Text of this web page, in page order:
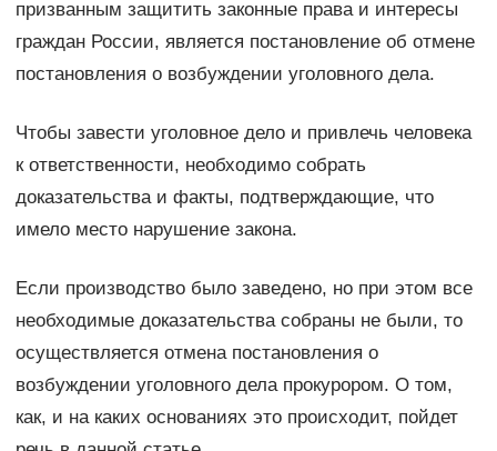
призванным защитить законные права и интересы
граждан России, является постановление об отмене
постановления о возбуждении уголовного дела.
Чтобы завести уголовное дело и привлечь человека
к ответственности, необходимо собрать
доказательства и факты, подтверждающие, что
имело место нарушение закона.
Если производство было заведено, но при этом все
необходимые доказательства собраны не были, то
осуществляется отмена постановления о
возбуждении уголовного дела прокурором. О том,
как, и на каких основаниях это происходит, пойдет